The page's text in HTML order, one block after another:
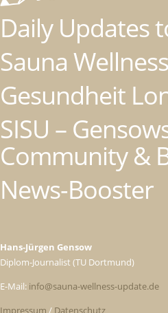
Daily Updates
Sauna
Gesundheit
SISU –
Community &
News-Booster
Hans-Jürgen Gensow
Diplom-Journalist (TU Dortmund)
E-Mail: info@sauna-wellness-update.de
Impressum / Datenschutz